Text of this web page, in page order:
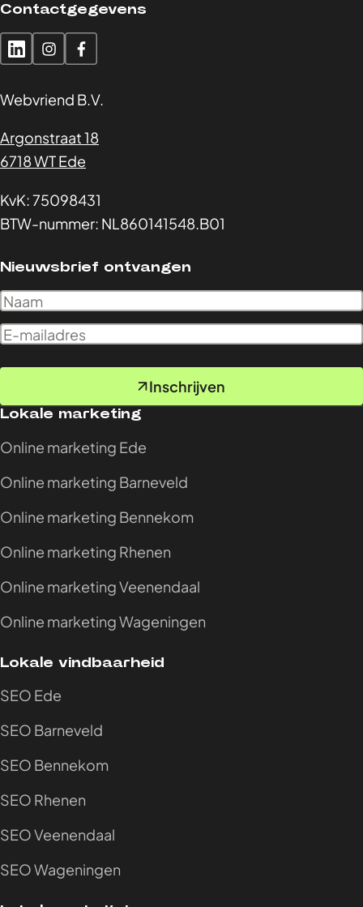
Contactgegevens
Webvriend B.V.
Argonstraat 18
6718 WT Ede
KvK: 75098431
BTW-nummer: NL860141548.B01
Nieuwsbrief ontvangen
Inschrijven
Lokale marketing
Online marketing Ede
Online marketing Barneveld
Online marketing Bennekom
Online marketing Rhenen
Online marketing Veenendaal
Online marketing Wageningen
Lokale vindbaarheid
SEO Ede
SEO Barneveld
SEO Bennekom
SEO Rhenen
SEO Veenendaal
SEO Wageningen